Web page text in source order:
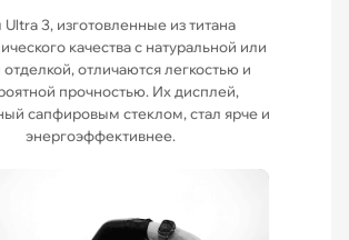
3, изготовленные из титана
качества с натуральной или
отличаются легкостью и
прочностью. Их дисплей,
сапфировым стеклом, стал ярче и
энергоэффективнее.